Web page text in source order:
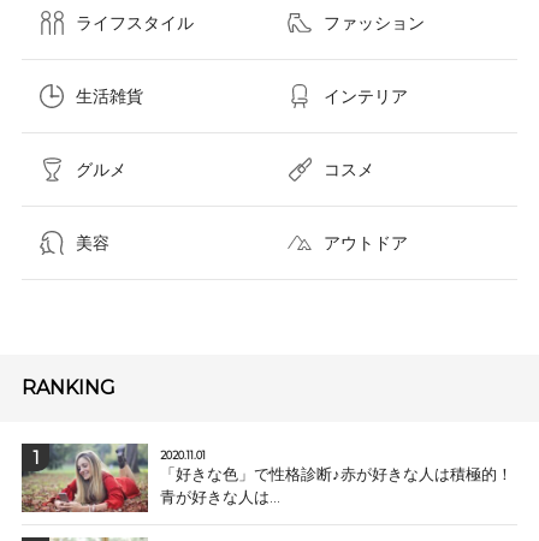
ライフスタイル ファッション
生活雑貨 インテリア
グルメ コスメ​
美容 アウトドア
RANKING
2020.11.01
「好きな色」で性格診断♪赤が好きな人は積極的！
青が好きな人は...